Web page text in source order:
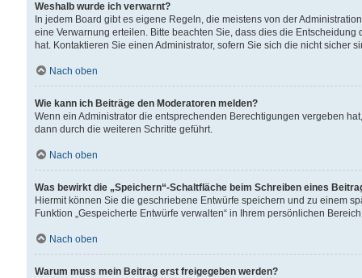
Weshalb wurde ich verwarnt?
In jedem Board gibt es eigene Regeln, die meistens von der
eine Verwarnung erteilen. Bitte beachten Sie, dass dies die
hat. Kontaktieren Sie einen Administrator, sofern Sie sich die nicht sicher
Nach oben
Wie kann ich Beiträge den Moderatoren melden?
Wenn ein Administrator die entsprechenden Berechtigungen vergeben
dann durch die weiteren Schritte geführt.
Nach oben
Was bewirkt die „Speichern“-Schaltfläche beim Schreiben eines
Hiermit können Sie die geschriebene Entwürfe speichern und zu einem
Funktion „Gespeicherte Entwürfe verwalten“ in Ihrem persönlichen
Nach oben
Warum muss mein Beitrag erst freigegeben werden?